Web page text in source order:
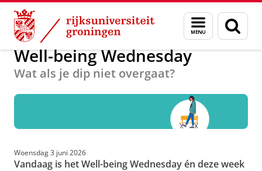
Skip
Content
Skip
Navigation
Menu
en
zoeken
Onderwijs Studentenwelzijn
Well-being Wednesday
Wat als je dip niet overgaat?
Woensdag 3 juni 2026
Vandaag is het Well-being Wednesday én deze week